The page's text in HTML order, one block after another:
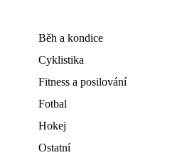
Běh a kondice
Cyklistika
Fitness a posilování
Fotbal
Hokej
Ostatní